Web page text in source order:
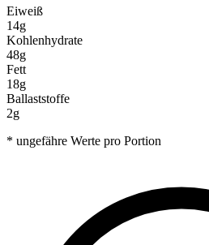
Eiweiß
14g
Kohlenhydrate
48g
Fett
18g
Ballaststoffe
2g
* ungefähre Werte pro Portion